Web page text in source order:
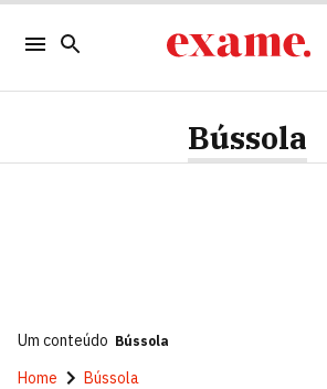
Bússola
Um conteúdo Bússola
Home Bússola